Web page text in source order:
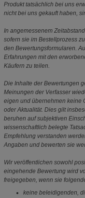
Produkt tatsächlich bei uns
nicht bei uns gekauft haben,
In angemessenem
sofern sie im Bestellprozess
den Bewertungsformularen.
Erfahrungen mit den
Käufern zu teilen.
Die Inhalte der Bewertungen
Meinungen der Verfasser
eigen und übernehmen keine
oder Aktualität. Dies gilt
beruhen auf subjektiven
wissenschaftlich belegte
Empfehlung verstanden
Angaben und bewerten sie
Wir veröffentlichen sowohl
eingehende Bewertung wird
freigegeben, wenn sie
keine beleidigenden,